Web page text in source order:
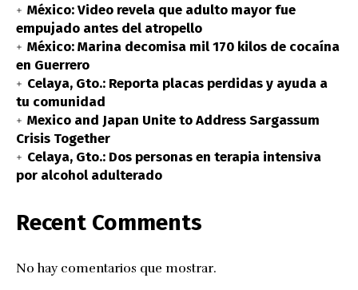
México: Video revela que adulto mayor fue
empujado antes del atropello
México: Marina decomisa mil 170 kilos de cocaína
en Guerrero
Celaya, Gto.: Reporta placas perdidas y ayuda a
tu comunidad
Mexico and Japan Unite to Address Sargassum
Crisis Together
Celaya, Gto.: Dos personas en terapia intensiva
por alcohol adulterado
Recent Comments
No hay comentarios que mostrar.